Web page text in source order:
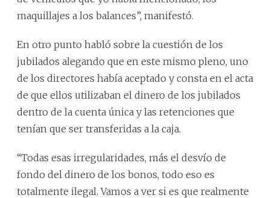
maquillajes a los balances”, manifestó.
En otro punto habló sobre la cuestión de los
jubilados alegando que en este mismo pleno, uno
de los directores había aceptado y consta en el acta
de que ellos utilizaban el dinero de los jubilados
dentro de la cuenta única y las retenciones que
tenían que ser transferidas a la caja.
“Todas esas irregularidades, más el desvío de
fondo del dinero de los bonos, todo eso es
totalmente ilegal. Vamos a ver si es que realmente